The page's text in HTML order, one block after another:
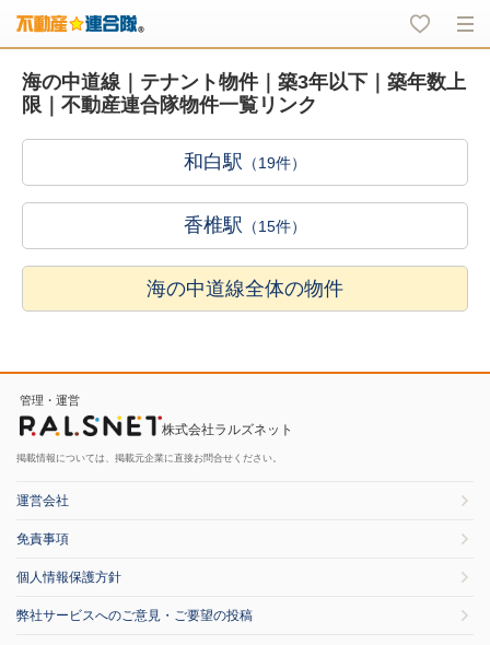
海の中道線｜テナント物件｜築3年以下｜築年数上
限｜不動産連合隊物件一覧リンク
和白駅 （19件）
香椎駅 （15件）
海の中道線全体の物件
管理・運営
株式会社ラルズネット
掲載情報については、掲載元企業に直接お問合せください。
運営会社
免責事項
個人情報保護方針
弊社サービスへのご意見・ご要望の投稿